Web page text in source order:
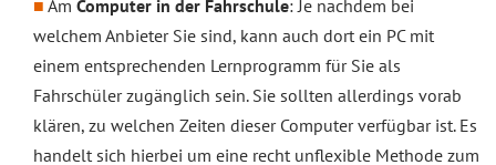
Am Computer in der Fahrschule: Je nachdem bei
welchem Anbieter Sie sind, kann auch dort ein PC mit
einem entsprechenden Lernprogramm für Sie als
Fahrschüler zugänglich sein. Sie sollten allerdings vorab
klären, zu welchen Zeiten dieser Computer verfügbar ist. Es
handelt sich hierbei um eine recht unflexible Methode zum